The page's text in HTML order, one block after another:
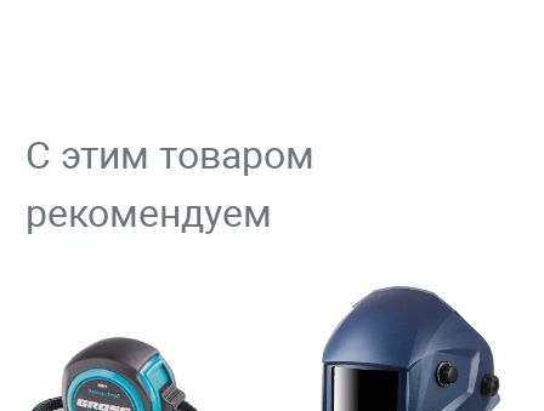
С этим товаром
рекомендуем